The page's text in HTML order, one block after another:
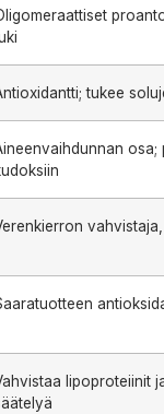
tukee
lipoproteiinit